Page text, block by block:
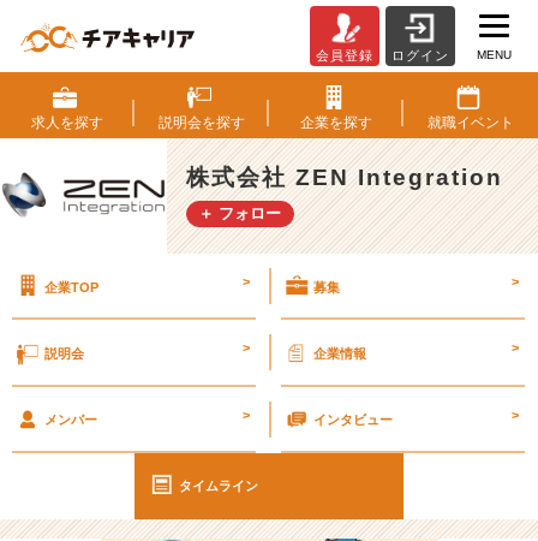
ー
ム
実
況
動
画
事
ネ
5
卒
会員登録 ログイン MENU
求人を探す 説明会を探す 企業を探す 就職イベント
株式会社 ZEN Integration
＋ フォロー
企業TOP > 募集 >
説明会 > 企業情報 >
メンバー > インタビュー >
タイムライン